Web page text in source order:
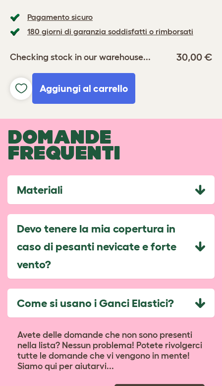
Pagamento sicuro
180 giorni di garanzia soddisfatti o rimborsati
Checking stock in our warehouse... 30,00 €
Aggiungi al carrello
DOMANDE
FREQUENTI
Materiali
Devo tenere la mia copertura in
caso di pesanti nevicate e forte
vento?
Come si usano i Ganci Elastici?
Avete delle domande che non sono presenti
nella lista? Nessun problema! Potete rivolgerci
tutte le domande che vi vengono in mente!
Siamo qui per aiutarvi...